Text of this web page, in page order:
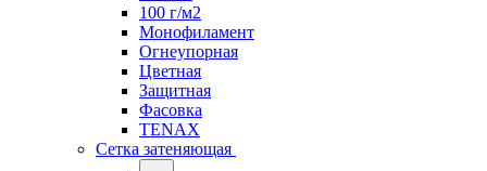
100 г/м2
Монофиламент
Огнеупорная
Цветная
Защитная
Фасовка
TENAX
Сетка затеняющая